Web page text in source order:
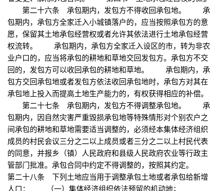
第二十六条 承包期内，发包方不得收回承包地。 承
包期内，承包方全家迁入小城镇落户的，应当按照承包方的意
愿，保留其土地承包经营权或者允许其依法进行土地承包经营
权流转。 承包期内，承包方全家迁入设区的市，转为非农
业户口的，应当将承包的耕地和草地交回发包方。承包方不交
回的，发包方可以收回承包的耕地和草地。 承包期内，承
包方交回承包地或者发包方依法收回承包地时，承包方对其在
承包地上投入而提高土地生产能力的，有权获得相应的补偿。
第二十七条 承包期内，发包方不得调整承包地。 承
包期内，因自然灾害严重毁损承包地等特殊情形对个别农户之
间承包的耕地和草地需要适当调整的，必须经本集体经济组织
成员的村民会议三分之二以上成员或者三分之二以上村民代表
的同意，并报乡（镇）人民政府和县级人民政府农业等行政主
管部门批准。承包合同中约定不得调整的，按照其约定。
第二十八条 下列土地应当用于调整承包土地或者承包给新增
人口： （一）集体经济组织依法预留的机动地；